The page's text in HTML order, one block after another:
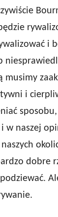
i
musimy
i
i w naszej
dobre